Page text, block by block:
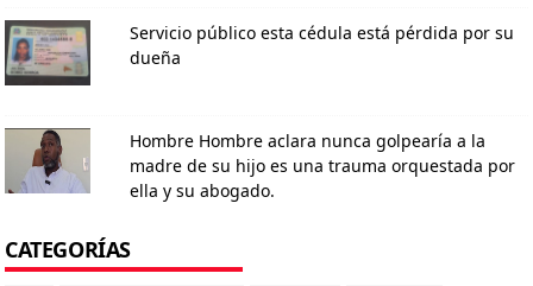
Servicio público esta cédula está pérdida por su
dueña
Hombre Hombre aclara nunca golpearía a la
madre de su hijo es una trauma orquestada por
ella y su abogado.
CATEGORÍAS